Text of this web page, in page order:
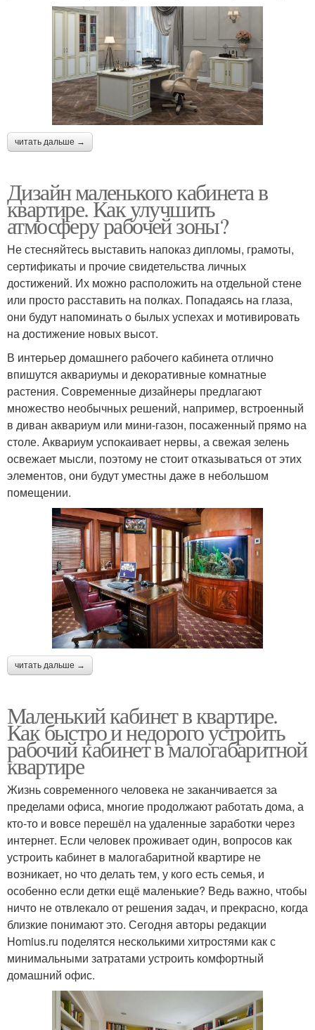
читать дальше →
Дизайн маленького кабинета в
квартире. Как улучшить
атмосферу рабочей зоны?
Не стесняйтесь выставить напоказ дипломы, грамоты,
сертификаты и прочие свидетельства личных
достижений. Их можно расположить на отдельной стене
или просто расставить на полках. Попадаясь на глаза,
они будут напоминать о былых успехах и мотивировать
на достижение новых высот.
В интерьер домашнего рабочего кабинета отлично
впишутся аквариумы и декоративные комнатные
растения. Современные дизайнеры предлагают
множество необычных решений, например, встроенный
в диван аквариум или мини-газон, посаженный прямо на
столе. Аквариум успокаивает нервы, а свежая зелень
освежает мысли, поэтому не стоит отказываться от этих
элементов, они будут уместны даже в небольшом
помещении.
читать дальше →
Маленький кабинет в квартире.
Как быстро и недорого устроить
рабочий кабинет в малогабаритной
квартире
Жизнь современного человека не заканчивается за
пределами офиса, многие продолжают работать дома, а
кто-то и вовсе перешёл на удаленные заработки через
интернет. Если человек проживает один, вопросов как
устроить кабинет в малогабаритной квартире не
возникает, но что делать тем, у кого есть семья, и
особенно если детки ещё маленькие? Ведь важно, чтобы
ничто не отвлекало от решения задач, и прекрасно, когда
близкие понимают это. Сегодня авторы редакции
Homius.ru поделятся несколькими хитростями как с
минимальными затратами устроить комфортный
домашний офис.